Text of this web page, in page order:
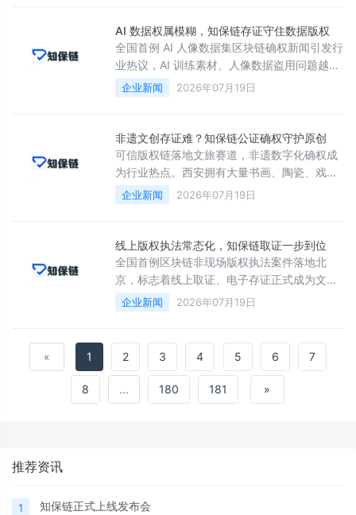
程文件、拍摄素材、发布时间戳，音视频文件
上链加密存储，任何剪辑、篡改行为都会留下
清晰记录，轻松分辨原版与搬运素材。
AI 数据权属模糊，知保链存证守住数据版权
全国首例 AI 人像数据集区块链确权新闻引发行
业热议，AI 训练素材、人像数据盗用问题越来
越突出，数据资产的版权保护迫在眉睫。不少
MCN、AI 创作公司采集艺人素材后，难以留存
出分层区块链存证服务，针对人像素材、AI 训
练数据集、创作源文件分层加密上链，完整记
录数据采集、授权、修改、使用全流程记录，
所有信息永久固定在链上无法修改。
企业新闻 2026年07月19日
非遗文创存证难？知保链公证确权守护原创
可信版权链落地文旅赛道，非遗数字化确权成
为行业热点。西安拥有大量书画、陶瓷、戏
曲、手工非遗传承人，不少手艺人辛苦创作的
作品，经常被盗图仿制，却拿不出完整证据维
方案，传承人上传画作、手作照片、戏曲音
频、手工设计稿，系统自动加密上链，锁定原
始创作信息、创作日期，永久保存不可更改。
企业新闻 2026年07月19日
线上版权执法常态化，知保链取证一步到位
全国首例区块链非现场版权执法案件落地北
京，标志着线上取证、电子存证正式成为文化
执法通用手段。线上侵权隐蔽性强，截图、录
屏容易被篡改，传统取证方式很难提供有效证
权网页、短视频、图文素材进行实时固证，自
息，全部数据加密上链永久留存，不存在篡改
空间。
企业新闻 2026年07月19日
« 1 2 3 4 5 6 7
8 ... 180 181 »
推荐资讯
1 知保链正式上线发布会